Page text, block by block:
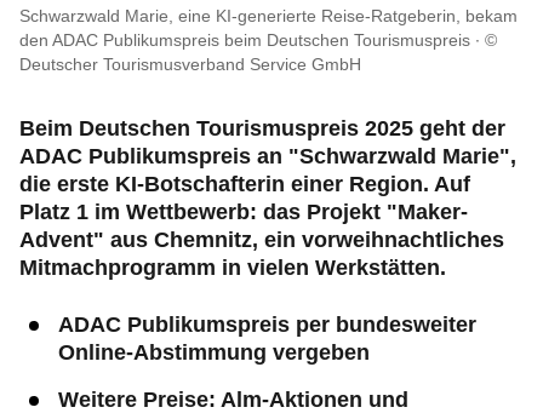
Schwarzwald Marie, eine KI-generierte Reise-Ratgeberin, bekam
den ADAC Publikumspreis beim Deutschen Tourismuspreis
©
Deutscher Tourismusverband Service GmbH
Beim Deutschen Tourismuspreis 2025 geht der
ADAC Publikumspreis an "Schwarzwald Marie",
die erste KI-Botschafterin einer Region. Auf
Platz 1 im Wettbewerb: das Projekt "Maker-
Advent" aus Chemnitz, ein vorweihnachtliches
Mitmachprogramm in vielen Werkstätten.
ADAC Publikumspreis per bundesweiter
Online-Abstimmung vergeben
Weitere Preise: Alm-Aktionen und